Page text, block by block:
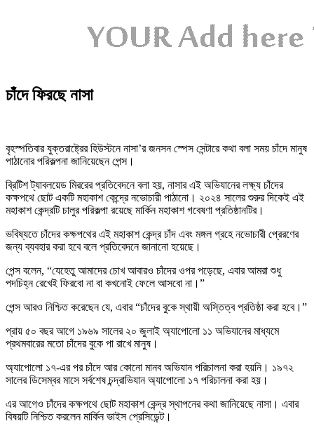
চাঁদে ফিরছে নাসা
বৃহস্পতিবার যুক্তরাষ্ট্রের হিউস্টনে নাসা’র জনসন স্পেস সেন্টারে কথা বলা সময় চাঁদে মানুষ
পাঠানোর পরিকল্পনা জানিয়েছেন পেন্স।
ব্রিটিশ ট্যাবলয়েড মিররের প্রতিবেদনে বলা হয়, নাসার এই অভিযানের লক্ষ্য চাঁদের
কক্ষপথে ছোট একটি মহাকাশ কেন্দ্রে নভোচারী পাঠানো। ২০২৪ সালের শুরুর দিকেই এই
মহাকাশ কেন্দ্রটি চালুর পরিকল্পা রয়েছে মার্কিন মহাকাশ গবেষণা প্রতিষ্ঠানটির।
ভবিষ্যতে চাঁদের কক্ষপথের এই মহাকাশ কেন্দ্র চাঁদ এবং মঙ্গল গ্রহে নভোচারী প্রেরণের
জন্য ব্যবহার করা হবে বলে প্রতিবেদনে জানানো হয়েছে।
পেন্স বলেন, “যেহেতু আমাদের চোখ আবারও চাঁদের ওপর পড়েছে, এবার আমরা শুধু
পদচিহ্ন রেখেই ফিরবো না বা কখনোই ফেলে আসবো না।”
পেন্স আরও নিশ্চিত করেছেন যে, এবার “চাঁদের বুকে স্থায়ী অস্তিত্ব প্রতিষ্ঠা করা হবে।”
প্রায় ৫০ বছর আগে ১৯৬৯ সালের ২০ জুলাই অ্যাপোলো ১১ অভিযানের মাধ্যমে
প্রথমবারের মতো চাঁদের বুকে পা রাখে মানুষ।
অ্যাপোলো ১৭-এর পর চাঁদে আর কোনো মানব অভিযান পরিচালনা করা হয়নি। ১৯৭২
সালের ডিসেম্বর মাসে সর্বশেষ চন্দ্রাভিযান অ্যাপোলো ১৭ পরিচালনা করা হয়।
এর আগেও চাঁদের কক্ষপথে ছোট মহাকাশ কেন্দ্র স্থাপনের কথা জানিয়েছে নাসা। এবার
বিষয়টি নিশ্চিত করলেন মার্কিন ভাইস প্রেসিডেন্ট।